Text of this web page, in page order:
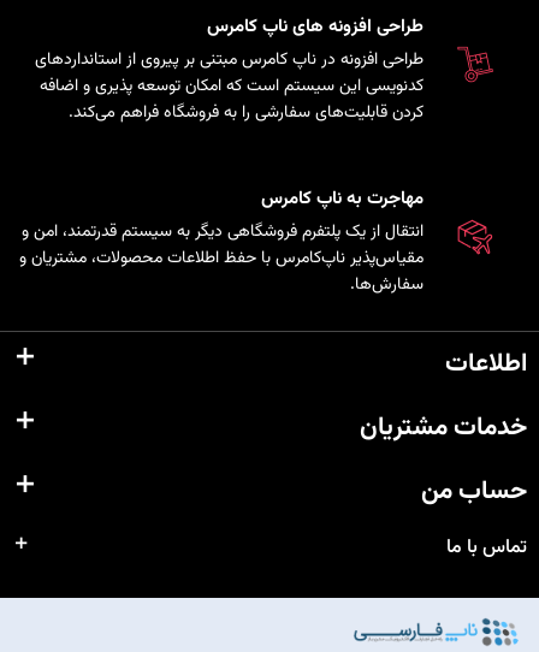
طراحی افزونه های ناپ کامرس
طراحی افزونه در ناپ کامرس مبتنی بر پیروی از استانداردهای
کدنویسی این سیستم است که امکان توسعه پذیری و اضافه
کردن قابلیت‌های سفارشی را به فروشگاه فراهم می‌کند.
مهاجرت به ناپ کامرس
انتقال از یک پلتفرم فروشگاهی دیگر به سیستم قدرتمند، امن و
مقیاس‌پذیر ناپ‌کامرس با حفظ اطلاعات محصولات، مشتریان و
سفارش‌ها.
اطلاعات
خدمات مشتریان
حساب من
تماس با ما